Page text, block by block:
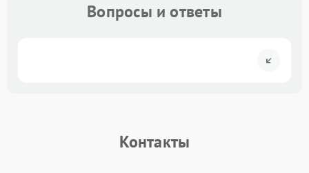
Вопросы и ответы
Контакты